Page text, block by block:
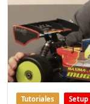
Tutoriales Setup